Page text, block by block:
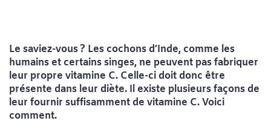
Le saviez-vous? Les cochons d’Inde, comme les
humains et certains singes, ne peuvent pas fabriquer
leur propre vitamine C. Celle-ci doit donc être
présente dans leur diète. Il existe plusieurs façons de
leur fournir suffisamment de vitamine C. Voici
comment.